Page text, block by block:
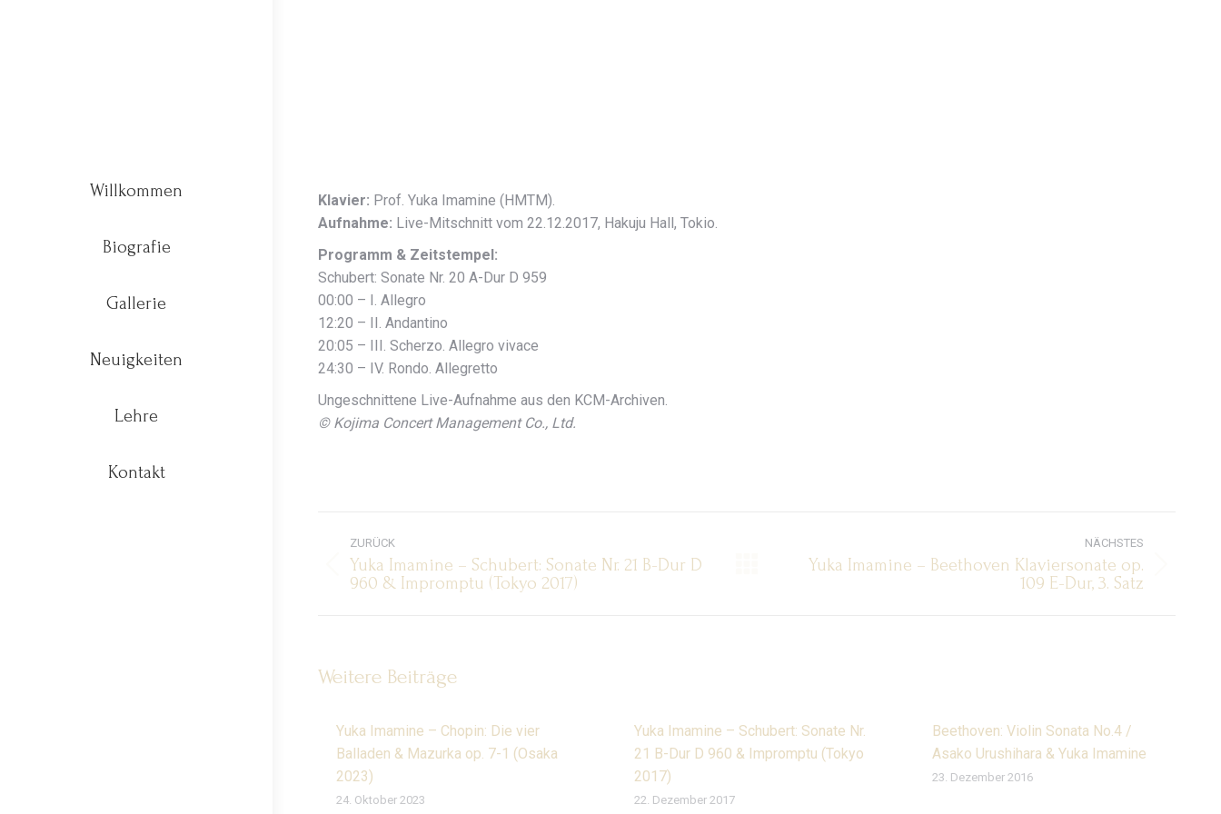
Willkommen
Biografie
Gallerie
Neuigkeiten
Lehre
Kontakt
Klavier: Prof. Yuka Imamine (HMTM).
Aufnahme: Live-Mitschnitt vom 22.12.2017, Hakuju Hall, Tokio.
Programm & Zeitstempel:
Schubert: Sonate Nr. 20 A-Dur D 959
00:00 – I. Allegro
12:20 – II. Andantino
20:05 – III. Scherzo. Allegro vivace
24:30 – IV. Rondo. Allegretto
Ungeschnittene Live-Aufnahme aus den KCM-Archiven.
© Kojima Concert Management Co., Ltd.
Kommentarnavigation
ZURÜCK
Vorheriger
Yuka Imamine – Schubert: Sonate Nr. 21 B-Dur D
960 & Impromptu (Tokyo 2017)
NÄCHSTES
Nächster
Yuka Imamine – Beethoven Klaviersonate op.
109 E-Dur, 3. Satz
Weitere Beiträge
Yuka Imamine – Chopin: Die vier
Balladen & Mazurka op. 7-1 (Osaka
2023)
24. Oktober 2023
Yuka Imamine – Schubert: Sonate Nr.
21 B-Dur D 960 & Impromptu (Tokyo
2017)
22. Dezember 2017
Beethoven: Violin Sonata No.4 /
Asako Urushihara & Yuka Imamine
23. Dezember 2016